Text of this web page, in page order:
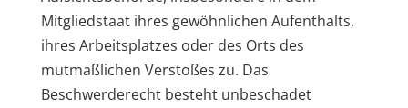
Mitgliedstaat ihres gewöhnlichen Aufenthalts,
ihres Arbeitsplatzes oder des Orts des
mutmaßlichen Verstoßes zu. Das
Beschwerderecht besteht unbeschadet